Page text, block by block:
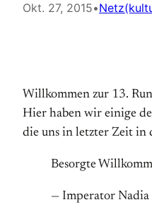
Okt. 27, 2015•
Willkommen zur 13.
Hier haben wir einige
die uns in letzter Zeit in
Besorgte
— Imperator Nadia